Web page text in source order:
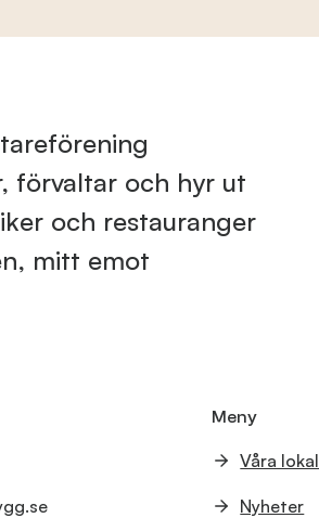
förvaltar och hyr ut
och restauranger
mitt emot
Meny
Våra
Nyheter